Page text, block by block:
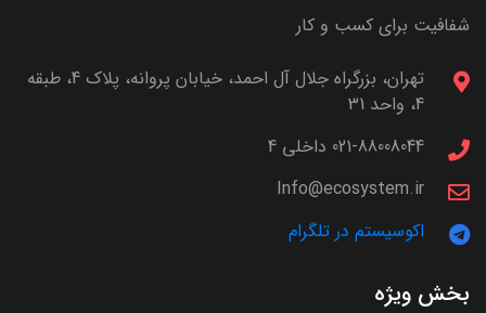
شفافیت برای کسب و کار
تهران، بزرگراه جلال آل احمد، خیابان پروانه، پلاک 4، طبقه
4، واحد 31
021-88008044 داخلی 4
Info@ecosystem.ir
اکوسیستم در تلگرام
بخش ویژه